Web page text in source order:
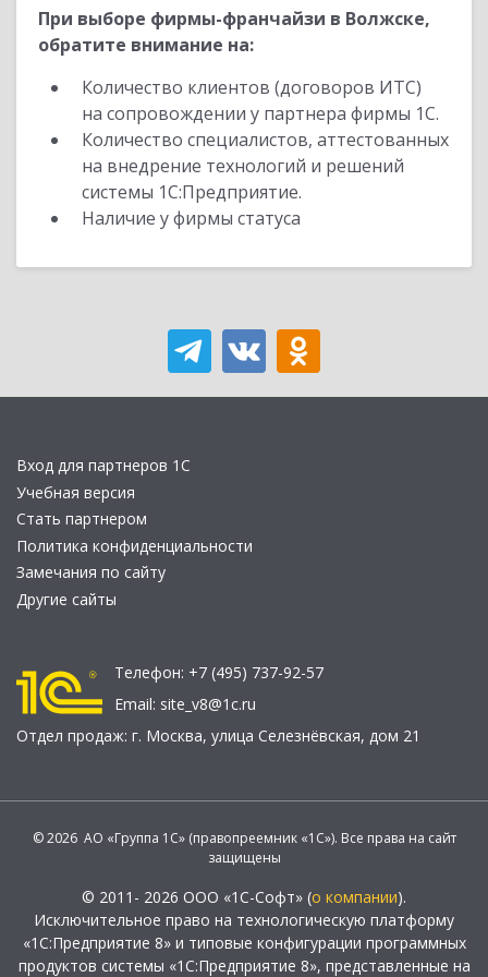
При выборе фирмы-франчайзи в Волжске,
обратите внимание на:
Количество клиентов (договоров ИТС)
на сопровождении у партнера фирмы 1С.
Количество специалистов, аттестованных
на внедрение технологий и решений
системы 1С:Предприятие.
Наличие у фирмы статуса
Вход для партнеров 1С
Учебная версия
Стать партнером
Политика конфиденциальности
Замечания по сайту
Другие сайты
Телефон: +7 (495) 737-92-57
Email: site_v8@1c.ru
Отдел продаж: г. Москва, улица Селезнёвская, дом 21
© 2026 АО «Группа 1С» (правопреемник «1С»). Все права на сайт
защищены
© 2011- 2026 ООО «1С-Софт» (о компании).
Исключительное право на технологическую платформу
«1С:Предприятие 8» и типовые конфигурации программных
продуктов системы «1С:Предприятие 8», представленные на